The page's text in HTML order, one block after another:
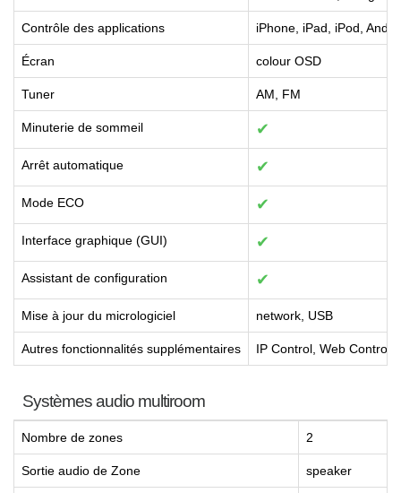
Contrôle des applications iPhone, iPad, iPod,
Écran colour OSD
Tuner AM, FM
Minuterie de sommeil ✔
Arrêt automatique ✔
Mode ECO ✔
Interface graphique (GUI) ✔
Assistant de configuration ✔
Mise à jour du micrologiciel network, USB
Autres fonctionnalités supplémentaires IP Control, Web Control
Systèmes audio multiroom
Nombre de zones 2
Sortie audio de Zone speaker